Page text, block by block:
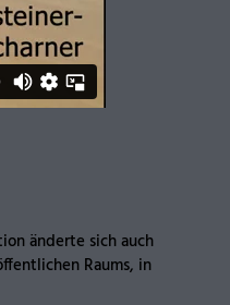
änderte sich auch
Raums, in